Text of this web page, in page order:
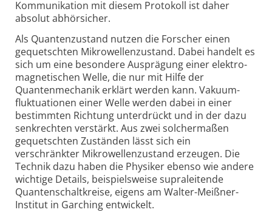
Kommunikation mit diesem Protokoll ist daher
absolut abhörsicher.
Als Quantenzustand nutzen die Forscher einen
gequetschten Mikrowellenzustand. Dabei handelt es
sich um eine besondere Ausprägung einer elektro­
magnetischen Welle, die nur mit Hilfe der
Quantenmechanik erklärt werden kann. Vakuum­
fluktuationen einer Welle werden dabei in einer
bestimmten Richtung unterdrückt und in der dazu
senkrechten verstärkt. Aus zwei solchermaßen
gequetschten Zuständen lässt sich ein
verschränkter Mikrowellen­zustand erzeugen. Die
Technik dazu haben die Physiker ebenso wie andere
wichtige Details, beispielsweise supraleitende
Quanten­schaltkreise, eigens am Walter-Meißner-
Institut in Garching entwickelt.